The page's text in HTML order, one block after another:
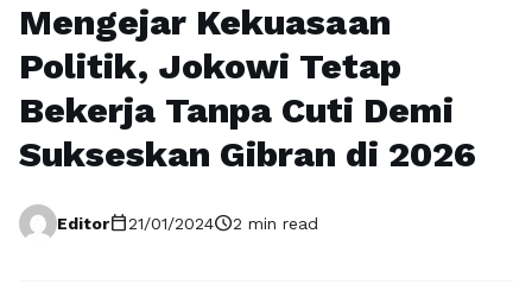
Mengejar Kekuasaan
Politik, Jokowi Tetap
Bekerja Tanpa Cuti Demi
Sukseskan Gibran di 2026
Editorcalendar_today21/01/2024schedule2 min read